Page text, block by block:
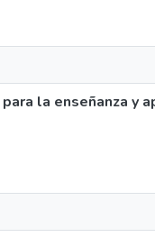
la enseñanza y